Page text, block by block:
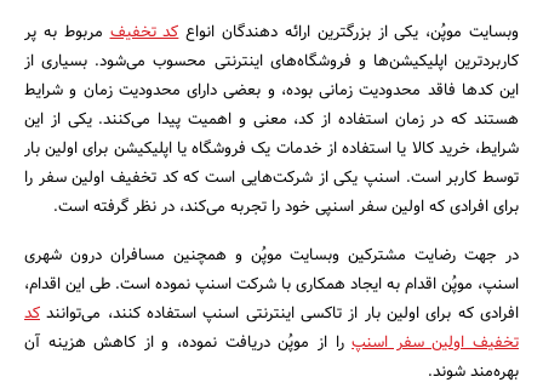
وبسایت موپُن، یکی از بزرگترین ارائه دهندگان انواعکد تخفیفمربوط به پر
کاربردترین اپلیکیشن‌ها و فروشگاه‌های اینترنتی محسوب می‌شود. بسیاری از
این کدها فاقد محدودیت زمانی بوده، و بعضی دارای محدودیت زمان و شرایط
هستند که در زمان استفاده از کد، معنی و اهمیت پیدا می‌کنند. یکی از این
شرایط، خرید کالا یا استفاده از خدمات یک فروشگاه یا اپلیکیشن برای اولین بار
توسط کاربر است. اسنپ یکی از شرکت‌هایی است که کد تخفیف اولین سفر را
برای افرادی که اولین سفر اسنپی خود را تجربه می‌کند، در نظر گرفته است.
در جهت رضایت مشترکین وبسایت موپُن و همچنین مسافران درون شهری
اسنپ، موپُن اقدام به ایجاد همکاری با شرکت اسنپ نموده است. طی این اقدام،
افرادی که برای اولین بار از تاکسی اینترنتی اسنپ استفاده کنند، می‌توانند کد
تخفیف اولین سفر اسنپرا از موپُن دریافت نموده، و از کاهش هزینه آن
بهره‌مند شوند.